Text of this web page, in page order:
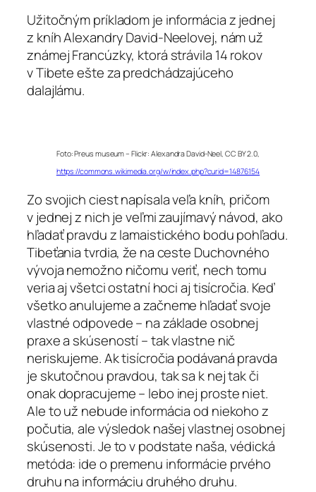
Užitočným príkladom je informácia z jednej
z kníh Alexandry David-Neelovej, nám už
známej Francúzky, ktorá strávila 14 rokov
v Tibete ešte za predchádzajúceho
dalajlámu.
Foto: Preus museum – Flickr: Alexandra David-Neel, CC BY 2.0,
https://commons.wikimedia.org/w/index.php?curid=14876154
Zo svojich ciest napísala veľa kníh, pričom
v jednej z nich je veľmi zaujímavý návod, ako
hľadať pravdu z lamaistického bodu pohľadu.
Tibeťania tvrdia, že na ceste Duchovného
vývoja nemožno ničomu veriť, nech tomu
veria aj všetci ostatní hoci aj tisícročia. Keď
všetko anulujeme a začneme hľadať svoje
vlastné odpovede – na základe osobnej
praxe a skúseností – tak vlastne nič
neriskujeme. Ak tisícročia podávaná pravda
je skutočnou pravdou, tak sa k nej tak či
onak dopracujeme – lebo inej proste niet.
Ale to už nebude informácia od niekoho z
počutia, ale výsledok našej vlastnej osobnej
skúsenosti. Je to v podstate naša, védická
metóda: ide o premenu informácie prvého
druhu na informáciu druhého druhu.